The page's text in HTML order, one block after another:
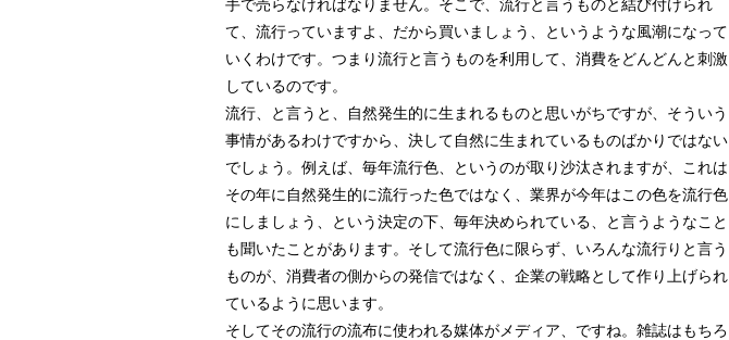
手で売らなければなりません。そこで、流行と言うものと結び付けられ
て、流行っていますよ、だから買いましょう、というような風潮になって
いくわけです。つまり流行と言うものを利用して、消費をどんどんと刺激
しているのです。
流行、と言うと、自然発生的に生まれるものと思いがちですが、そういう
事情があるわけですから、決して自然に生まれているものばかりではない
でしょう。例えば、毎年流行色、というのが取り沙汰されますが、これは
その年に自然発生的に流行った色ではなく、業界が今年はこの色を流行色
にしましょう、という決定の下、毎年決められている、と言うようなこと
も聞いたことがあります。そして流行色に限らず、いろんな流行りと言う
ものが、消費者の側からの発信ではなく、企業の戦略として作り上げられ
ているように思います。
そしてその流行の流布に使われる媒体がメディア、ですね。雑誌はもちろ